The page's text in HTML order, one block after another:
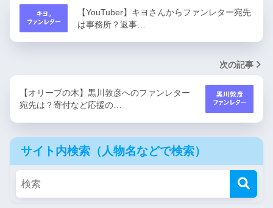
【YouTuber】キヨさんからファンレター宛先
は事務所？返事…
次の記事
【オリーブの木】黒川敦彦へのファンレター
宛先は？寄付など応援の…
サイト内検索（人物名などで検索）